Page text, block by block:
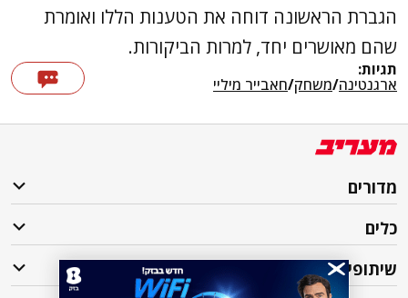
הגברת הראשונה דוחה את הטענות הללו ואומרת
שהם מאושרים יחד, למרות הביקורות.
תגיות:
ארגנטינה/משחק/חאבייר מיליי
מדורים
כלים
שיתופי פעולה